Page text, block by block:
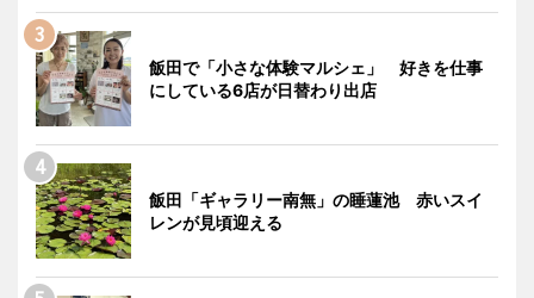
飯田で「小さな体験マルシェ」 好きを仕事
にしている6店が日替わり出店
飯田「ギャラリー南無」の睡蓮池 赤いスイ
レンが見頃迎える